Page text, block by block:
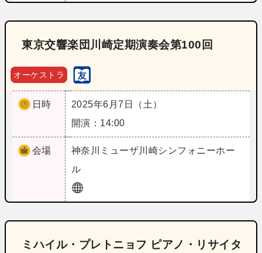
東京交響楽団川崎定期演奏会第100回
オーケストラ
日時
2025年6月7日（土）
開演：14:00
会場 神奈川
ミューザ川崎シンフォニーホー
ル
ミハイル・プレトニョフ ピアノ・リサイタ